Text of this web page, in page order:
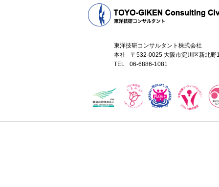
東洋技研コンサルタント株式会社
本社
〒532-0025 大阪市淀川区新北
TEL
06-6886-1081